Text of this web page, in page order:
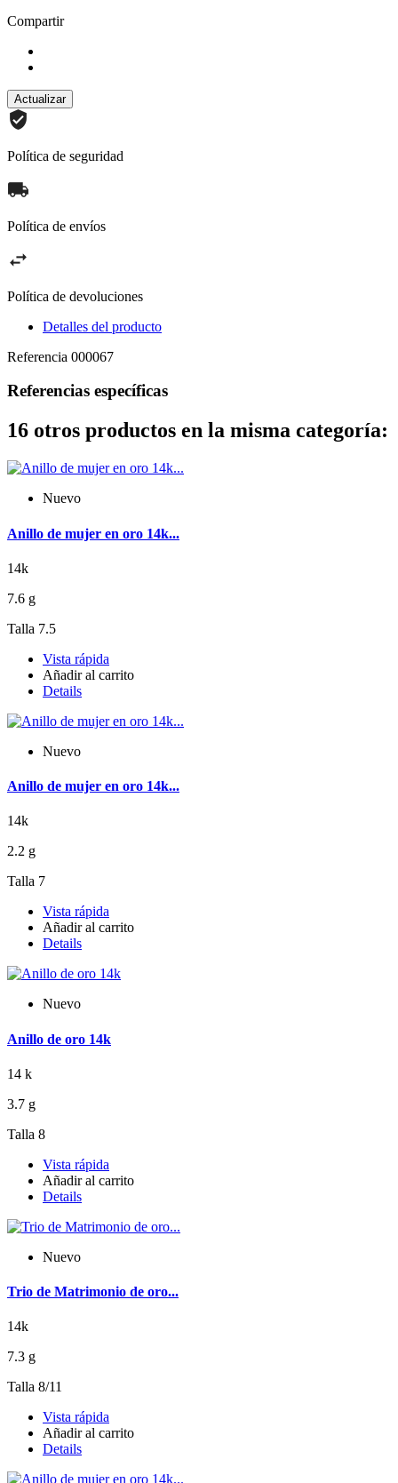
Compartir
Política de seguridad
Política de envíos
Política de devoluciones
Detalles del producto
Referencia 000067
Referencias específicas
16 otros productos en la misma categoría:
Nuevo
Anillo de mujer en oro 14k...
14k
7.6 g
Talla 7.5
Vista rápida
Añadir al carrito
Details
Nuevo
Anillo de mujer en oro 14k...
14k
2.2 g
Talla 7
Vista rápida
Añadir al carrito
Details
Nuevo
Anillo de oro 14k
14 k
3.7 g
Talla 8
Vista rápida
Añadir al carrito
Details
Nuevo
Trio de Matrimonio de oro...
14k
7.3 g
Talla 8/11
Vista rápida
Añadir al carrito
Details